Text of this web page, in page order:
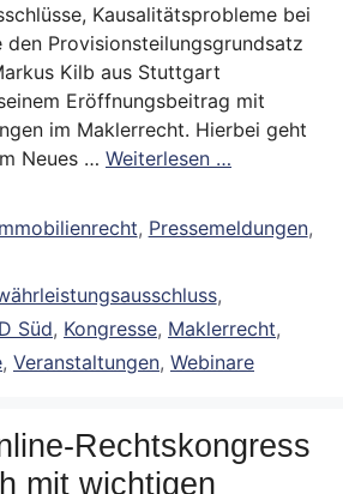
Kausalitätsprobleme bei
Provisionsteilungsgrundsatz
Kilb aus Stuttgart
Eröffnungsbeitrag mit
im Maklerrecht. Hierbei geht
Neues … Weiterlesen …
, Pressemeldungen,
,
Süd, Kongresse, Maklerrecht,
, Veranstaltungen, Webinare
Rechtskongress
mit wichtigen